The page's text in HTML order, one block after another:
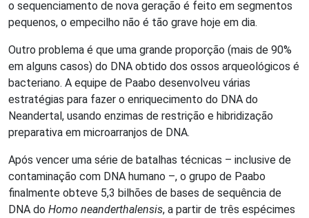
o sequenciamento de nova geração é feito em segmentos
pequenos, o empecilho não é tão grave hoje em dia.
Outro problema é que uma grande proporção (mais de 90%
em alguns casos) do DNA obtido dos ossos arqueológicos é
bacteriano. A equipe de Paabo desenvolveu várias
estratégias para fazer o enriquecimento do DNA do
Neandertal, usando enzimas de restrição e hibridização
preparativa em microarranjos de DNA.
Após vencer uma série de batalhas técnicas – inclusive de
contaminação com DNA humano –, o grupo de Paabo
finalmente obteve 5,3 bilhões de bases de sequência de
DNA do Homo neanderthalensis, a partir de três espécimes